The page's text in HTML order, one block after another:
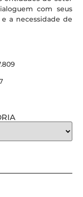
com seus
a necessidade de